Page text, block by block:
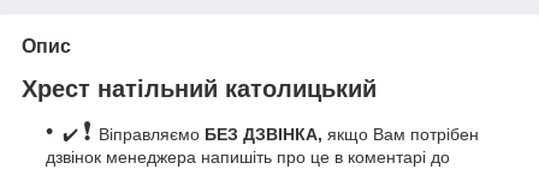
Опис
Хрест натільний католицький
✔️ ❗ Віправляємо БЕЗ ДЗВІНКА, якщо Вам потрібен
дзвінок менеджера напишіть про це в коментарі до